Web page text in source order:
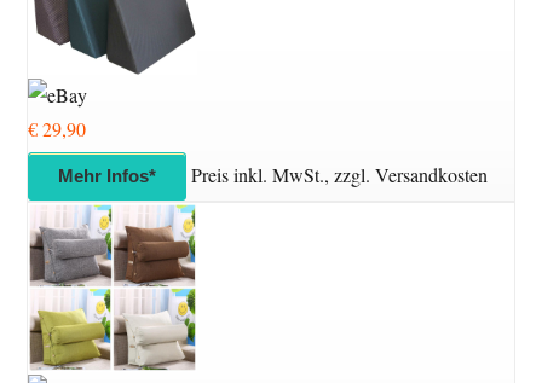
€ 29,90
Mehr Infos* Preis inkl. MwSt., zzgl. Versandkosten